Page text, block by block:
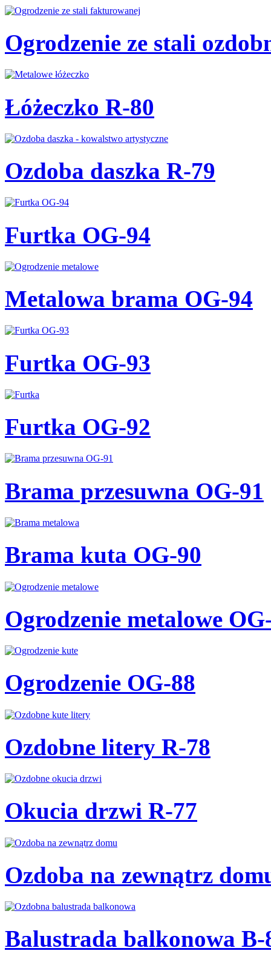
Ogrodzenie ze stali
Łóżeczko R-80
Ozdoba daszka R-79
Furtka OG-94
Metalowa brama OG-94
Furtka OG-93
Furtka OG-92
Brama przesuwna OG-91
Brama kuta OG-90
Ogrodzenie metalowe
Ogrodzenie OG-88
Ozdobne litery R-78
Okucia drzwi R-77
Ozdoba na zewnątrz
Balustrada balkonowa B-